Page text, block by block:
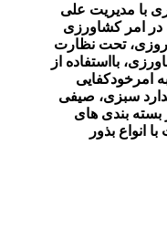
با مدیریت علی
روزی، تحت نظارت
بااستفاده از
امرخودکفایی
سبزی، صیفی
بندی های
انواع بذور